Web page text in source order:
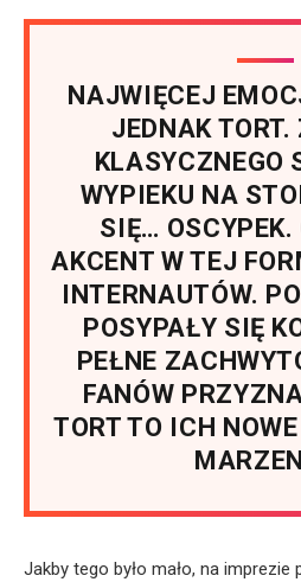
NAJWIĘCEJ
JEDNAK
KLASYCZNEGO
WYPIEKU NA
SIĘ… OSCYPEK.
AKCENT W TEJ
INTERNAUTÓW.
POSYPAŁY SIĘ
PEŁNE
FANÓW
TORT TO ICH
Jakby tego było mało, na imprezie